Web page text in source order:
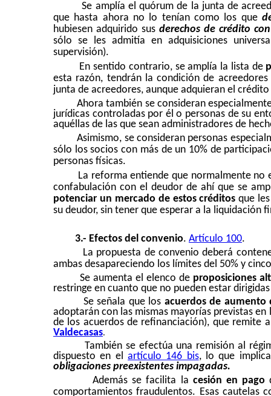
Se amplía el quórum de la junta de
que hasta ahora no lo tenían como los que
hubiesen adquirido susderechos de crédito
sólo se les admitía en adquisiciones
supervisión).
En sentido contrario, se amplía la lista de
esta razón, tendrán la condición de
junta de acreedores, aunque adquieran el
Ahora también se consideran
jurídicas controladas por él o personas de su
aquéllas de las que sean administradores de
Asimismo, se consideran personas
sólo los socios con más de un 10% de
personas físicas.
La reforma entiende que normalmente no
confabulación con el deudor de ahí que se
potenciar un mercado de estos créditos que
su deudor, sin tener que esperar a la liquidación
3.- Efectos del convenio. Artículo 100.
La propuesta de convenio deberá
ambas desapareciendo los límites del 50% y
Se aumenta el elenco de proposiciones
restringe en cuanto que no pueden estar
Se señala que los acuerdos de aumento
adoptarán con las mismas mayorías previstas en
de los acuerdos de refinanciación), que remite
Valdecasas.
También se efectúa una remisión al
dispuesto en el artículo 146 bis, lo que
obligaciones preexistentes impagadas.
Además se facilita la cesión en pago
comportamientos fraudulentos. Esas cautelas